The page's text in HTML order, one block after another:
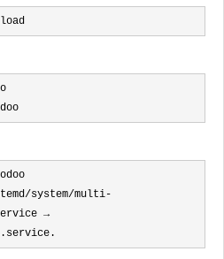
system/multi-
→